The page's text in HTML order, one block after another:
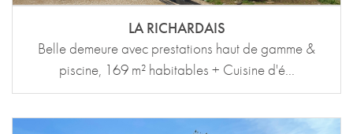
LA RICHARDAIS
Belle demeure avec prestations haut de gamme &
piscine, 169 m² habitables + Cuisine d'é...